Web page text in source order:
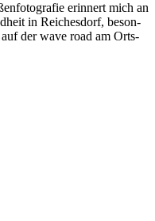
er­in­nert mich an
in Rei­ches­dorf, be­son­
auf der wa­ve road am Orts­